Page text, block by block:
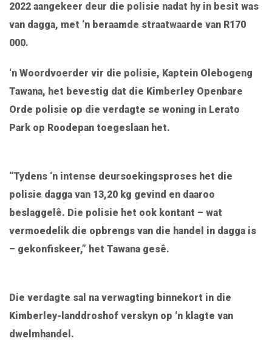
2022 aangekeer deur die polisie nadat hy in besit was
van dagga, met ‘n beraamde straatwaarde van R170
000.
‘n Woordvoerder vir die polisie, Kaptein Olebogeng
Tawana, het bevestig dat die Kimberley Openbare
Orde polisie op die verdagte se woning in Lerato
Park op Roodepan toegeslaan het.
“Tydens ‘n intense deursoekingsproses het die
polisie dagga van 13,20 kg gevind en daaroo
beslaggelê. Die polisie het ook kontant – wat
vermoedelik die opbrengs van die handel in dagga is
– gekonfiskeer,” het Tawana gesê.
Die verdagte sal na verwagting binnekort in die
Kimberley-landdroshof verskyn op ‘n klagte van
dwelmhandel.